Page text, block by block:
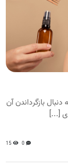
بازگرداندن آن
[...]
0
15